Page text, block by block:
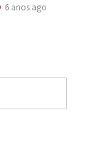
6 anos ago